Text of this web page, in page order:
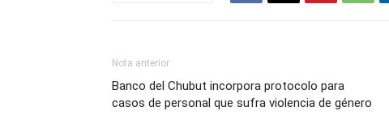
Nota anterior
Banco del Chubut incorpora protocolo para
casos de personal que sufra violencia de género